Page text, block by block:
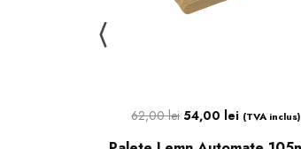
62,00lei 54,00 lei (TVA inclus)